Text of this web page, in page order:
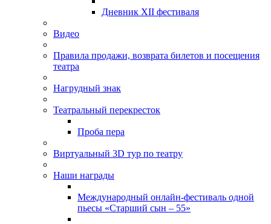
Дневник XII фестиваля
Видео
Правила продажи, возврата билетов и посещения
театра
Нагрудный знак
Театральный перекресток
Проба пера
Виртуальный 3D тур по театру
Наши награды
Международный онлайн-фестиваль одной
пьесы «Старший сын – 55»